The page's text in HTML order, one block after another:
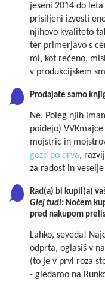
jeseni 2014 do
prisiljeni izvesti
njihovo kvaliteto
ter primerjavo s
mi, kot rečeno,
v produkcijskem
Prodajate samo
Ne. Poleg njih
poidejo)
mojstric in
gozd po drva,
za radost in
Rad(a) bi kupil(a)
Glej tudi: Nočem
pred nakupom
Lahko, seveda!
odprta, oglasiš v
(to je v prvi roza
- gledamo na